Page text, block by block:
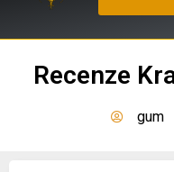
Recenze
gum